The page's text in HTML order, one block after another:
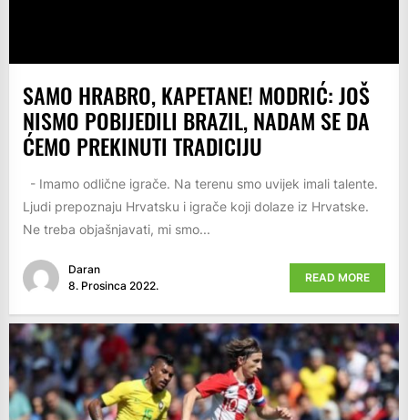
SAMO HRABRO, KAPETANE! MODRIĆ: JOŠ
NISMO POBIJEDILI BRAZIL, NADAM SE DA
ĆEMO PREKINUTI TRADICIJU
- Imamo odlične igrače. Na terenu smo uvijek imali talente.
Ljudi prepoznaju Hrvatsku i igrače koji dolaze iz Hrvatske.
Ne treba objašnjavati, mi smo...
Daran
8. Prosinca 2022.
READ MORE